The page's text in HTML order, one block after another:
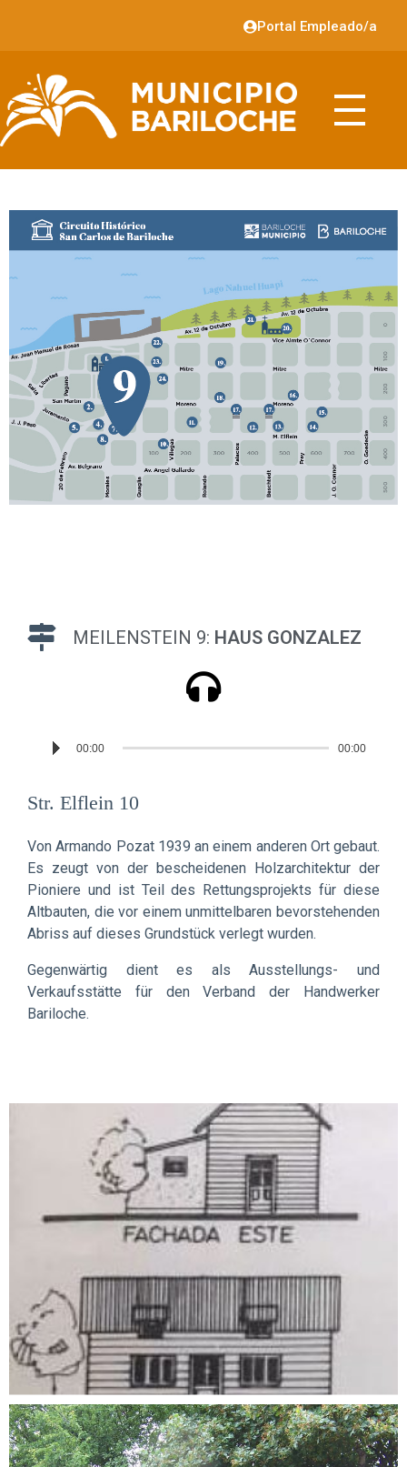
Portal Empleado/a
MEILENSTEIN 9: HAUS GONZALEZ
Reproductor
00:00 00:00
Str. Elflein 10
Von Armando Pozat 1939 an einem anderen Ort gebaut.
Es zeugt von der bescheidenen Holzarchitektur der
Pioniere und ist Teil des Rettungsprojekts für diese
Altbauten, die vor einem unmittelbaren bevorstehenden
Abriss auf dieses Grundstück verlegt wurden.
Gegenwärtig dient es als Ausstellungs- und
Verkaufsstätte für den
Verband der Handwerker
Bariloche.